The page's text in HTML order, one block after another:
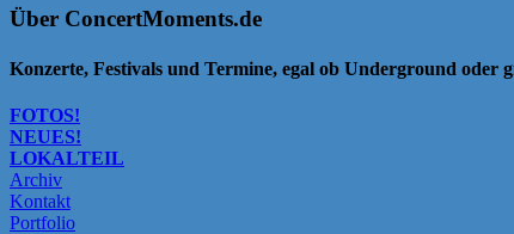
Über ConcertMoments.de
Konzerte, Festivals und Termine, egal ob Underground
FOTOS!
NEUES!
LOKALTEIL
Archiv
Kontakt
Portfolio